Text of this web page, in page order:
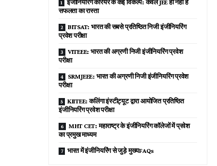
इंजीनियरिंग करियर के कई विकल्प: केवल JEE ही नहीं है
सफलता का रास्ता
BITSAT: भारत की सबसे प्रतिष्ठित निजी इंजीनियरिंग
प्रवेश परीक्षा
VITEEE: भारत की अग्रणी निजी इंजीनियरिंग प्रवेश
परीक्षा
SRMJEEE: भारत की अग्रणी निजी इंजीनियरिंग प्रवेश
परीक्षा
KIITEE: कलिंगा इंस्टीट्यूट द्वारा आयोजित प्रतिष्ठित
इंजीनियरिंग प्रवेश परीक्षा
MHT CET: महाराष्ट्र के इंजीनियरिंग कॉलेजों में प्रवेश
का प्रमुख माध्यम
भारत में इंजीनियरिंग से जुड़े मुख्यFAQs